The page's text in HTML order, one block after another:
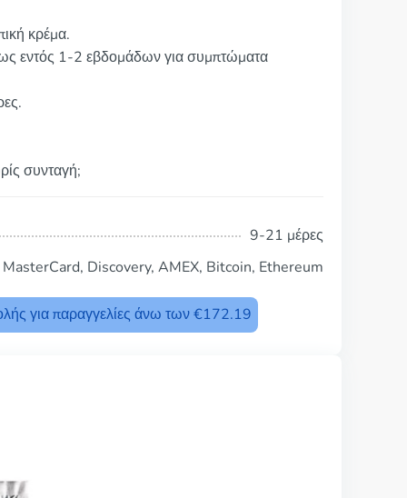
κρέμα.
εντός 1-2 εβδομάδων για συμπτώματα
συνταγή;
9-21 μέρες
Discovery, AMEX, Bitcoin, Ethereum
για παραγγελίες άνω των €172.19